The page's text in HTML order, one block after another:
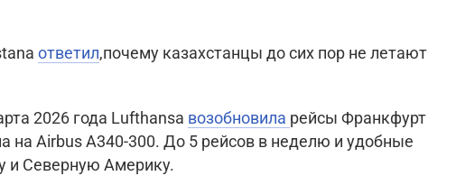
ответил,почему казахстанцы до сих пор не летают
2026 года Lufthansa возобновила рейсы Франкфурт
на Airbus A340-300. До 5 рейсов в неделю и удобные
и Северную Америку.